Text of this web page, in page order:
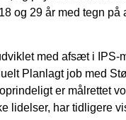
og 29 år med tegn på
med afsæt i IPS-
Planlagt job med
er målrettet
lidelser, har tidligere